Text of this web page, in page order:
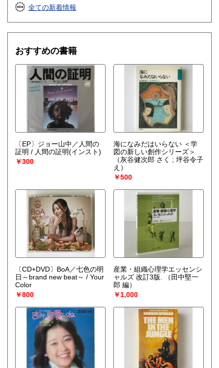
全ての新着情報
おすすめの書籍
〔EP〕ジョー山中／人間の
証明 / 人間の証明(インスト)
￥300
海になみだはいらない ＜学
図の新しい創作シリーズ＞
（灰谷健次郎 さく ; 坪谷令子
え）
￥500
〔CD+DVD〕BoA／七色の明
日～brand new beat～ / Your
Color
￥800
産業・組織心理学エッセンシ
ャルズ 改訂3版.
（田中堅一
郎 編）
￥1,000